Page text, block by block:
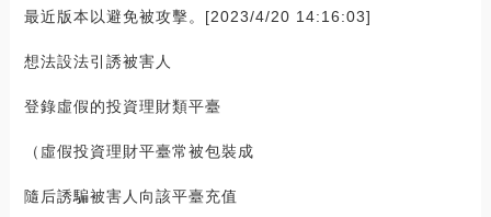
最近版本以避免被攻擊。[2023/4/20 14:16:03]
想法設法引誘被害人
登錄虛假的投資理財類平臺
（虛假投資理財平臺常被包裝成
隨后誘騙被害人向該平臺充值